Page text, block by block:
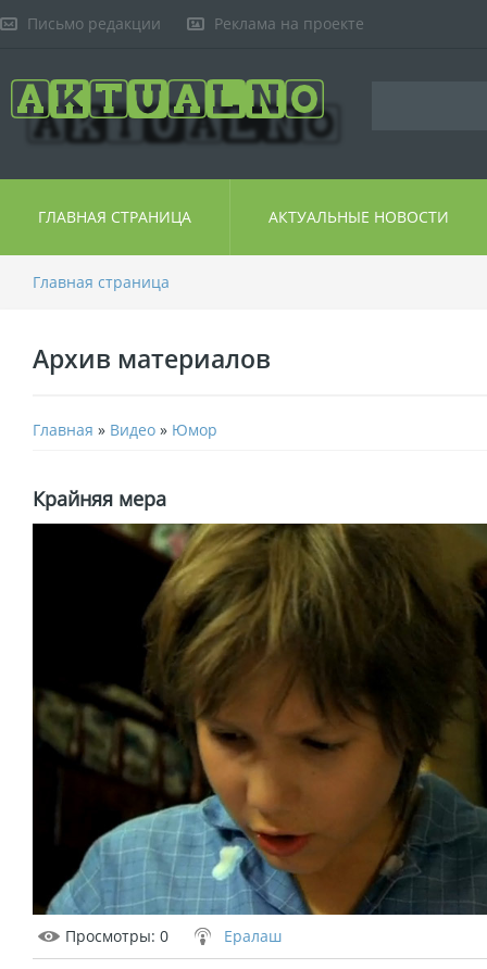
Письмо редакции Реклама на проекте
ГЛАВНАЯ СТРАНИЦА АКТУАЛЬНЫЕ НОВОСТИ
Главная страница
Архив материалов
Главная » Видео » Юмор
Крайняя мера
Просмотры: 0 Ералаш